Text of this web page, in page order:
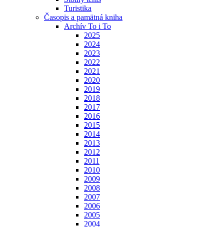
Turistika
Časopis a pamätná kniha
Archív To i To
2025
2024
2023
2022
2021
2020
2019
2018
2017
2016
2015
2014
2013
2012
2011
2010
2009
2008
2007
2006
2005
2004